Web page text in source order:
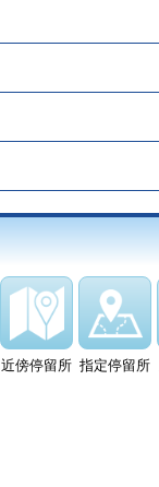
近傍停留所 指定停留所